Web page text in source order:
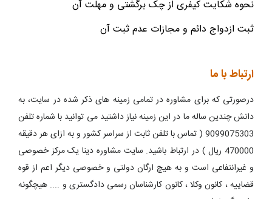
نحوه شکایت کیفری از چک برگشتی و مهلت آن
ثبت ازدواج دائم و مجازات عدم ثبت آن
ارتباط با ما
درصورتی که برای مشاوره در تمامی زمینه های ذکر شده در سایت، به
دانش چندین ساله ما در این زمینه نیاز داشتید می توانید با شماره تلفن
9099075303 ( تماس با تلفن ثابت از سراسر کشور و به ازای هر دقیقه
470000 ریال ) در ارتباط باشید. سایت مشاوره دینا یک مرکز خصوصی
و غیرانتفاعی است و به هیچ ارگان دولتی و خصوصی دیگر اعم از قوه
قضاییه ، کانون وکلا ، کانون کارشناسان رسمی دادگستری و .... هیچگونه